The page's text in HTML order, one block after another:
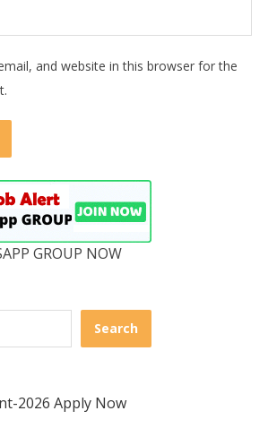
and website in this browser for the
GROUP NOW
Search
2026 Apply Now